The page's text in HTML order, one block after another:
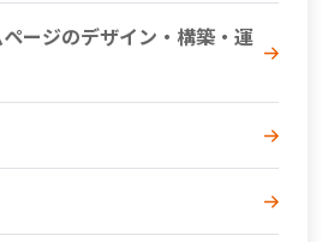
ージのデザイン・構築・運